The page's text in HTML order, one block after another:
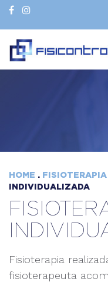
HOME . FISIOTERAPIA
INDIVIDUALIZADA
Fisioterapia
fisioterapeuta